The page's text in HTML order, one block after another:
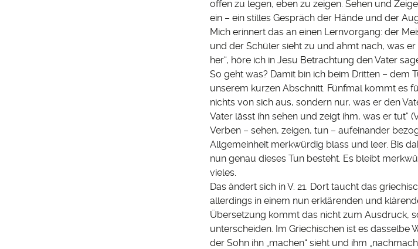
offen zu legen, eben zu zeigen. Sehen und
ein – ein stilles Gespräch der Hände und der
Mich erinnert das an einen Lernvorgang: der
und der Schüler sieht zu und ahmt nach, was
her“, höre ich in Jesu Betrachtung den Vater
So geht was? Damit bin ich beim Dritten – dem
unserem kurzen Abschnitt. Fünfmal kommt es
nichts von sich aus, sondern nur, was er den
Vater lässt ihn sehen und zeigt ihm, was er tut“
Verben – sehen, zeigen, tun – aufeinander
Allgemeinheit merkwürdig blass und leer. Bis
nun genau dieses Tun besteht. Es bleibt
vieles.
Das ändert sich in V. 21. Dort taucht das
allerdings in einem nun erklärenden und
Übersetzung kommt das nicht zum Ausdruck,
unterscheiden. Im Griechischen ist es dasselbe
der Sohn ihn „machen“ sieht und ihm